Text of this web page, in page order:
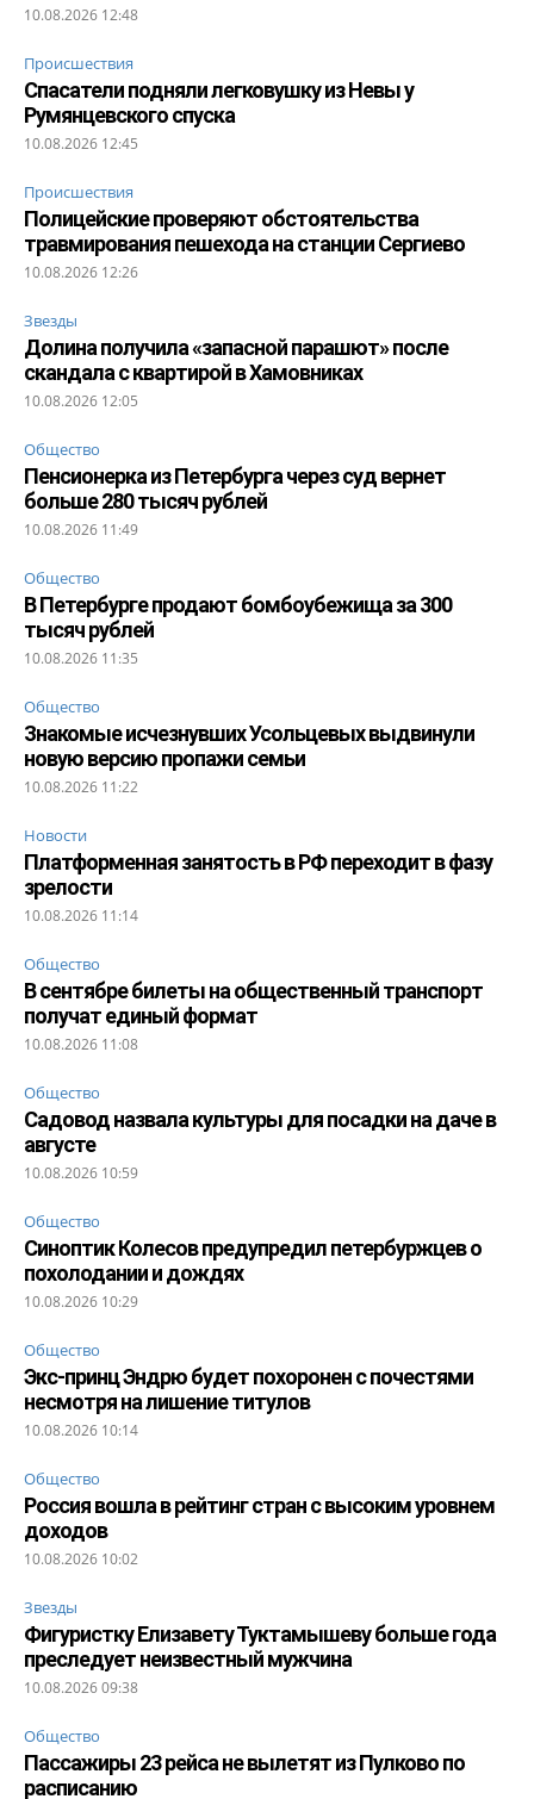
10.08.2026 12:48
Происшествия
Спасатели подняли легковушку из Невы у
Румянцевского спуска
10.08.2026 12:45
Происшествия
Полицейские проверяют обстоятельства
травмирования пешехода на станции Сергиево
10.08.2026 12:26
Звезды
Долина получила «запасной парашют» после
скандала с квартирой в Хамовниках
10.08.2026 12:05
Общество
Пенсионерка из Петербурга через суд вернет
больше 280 тысяч рублей
10.08.2026 11:49
Общество
В Петербурге продают бомбоубежища за 300
тысяч рублей
10.08.2026 11:35
Общество
Знакомые исчезнувших Усольцевых выдвинули
новую версию пропажи семьи
10.08.2026 11:22
Новости
Платформенная занятость в РФ переходит в фазу
зрелости
10.08.2026 11:14
Общество
В сентябре билеты на общественный транспорт
получат единый формат
10.08.2026 11:08
Общество
Садовод назвала культуры для посадки на даче в
августе
10.08.2026 10:59
Общество
Синоптик Колесов предупредил петербуржцев о
похолодании и дождях
10.08.2026 10:29
Общество
Экс-принц Эндрю будет похоронен с почестями
несмотря на лишение титулов
10.08.2026 10:14
Общество
Россия вошла в рейтинг стран с высоким уровнем
доходов
10.08.2026 10:02
Звезды
Фигуристку Елизавету Туктамышеву больше года
преследует неизвестный мужчина
10.08.2026 09:38
Общество
Пассажиры 23 рейса не вылетят из Пулково по
расписанию